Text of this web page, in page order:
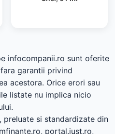
infocompanii.ro sunt oferite
garantii privind
acestora. Orice erori sau
listate nu implica nicio
si standardizate din
portal.just.ro,